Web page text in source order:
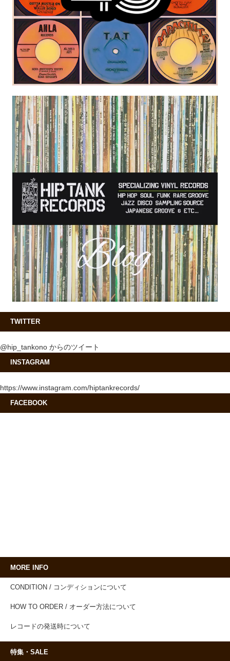
TWITTER
@hip_tankono からのツイート
INSTAGRAM
https://www.instagram.com/hiptankrecords/
FACEBOOK
MORE INFO
CONDITION / コンディションについて
HOW TO ORDER / オーダー方法について
レコードの発送時について
特集・SALE